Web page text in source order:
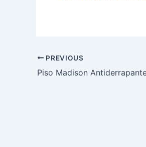
PREVIOUS
Piso Madison